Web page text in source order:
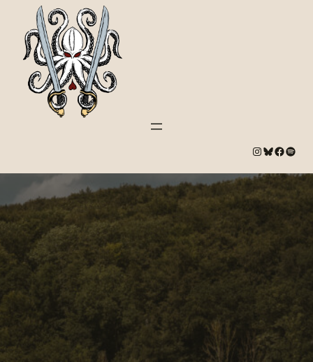
# Bluesky # Spotify